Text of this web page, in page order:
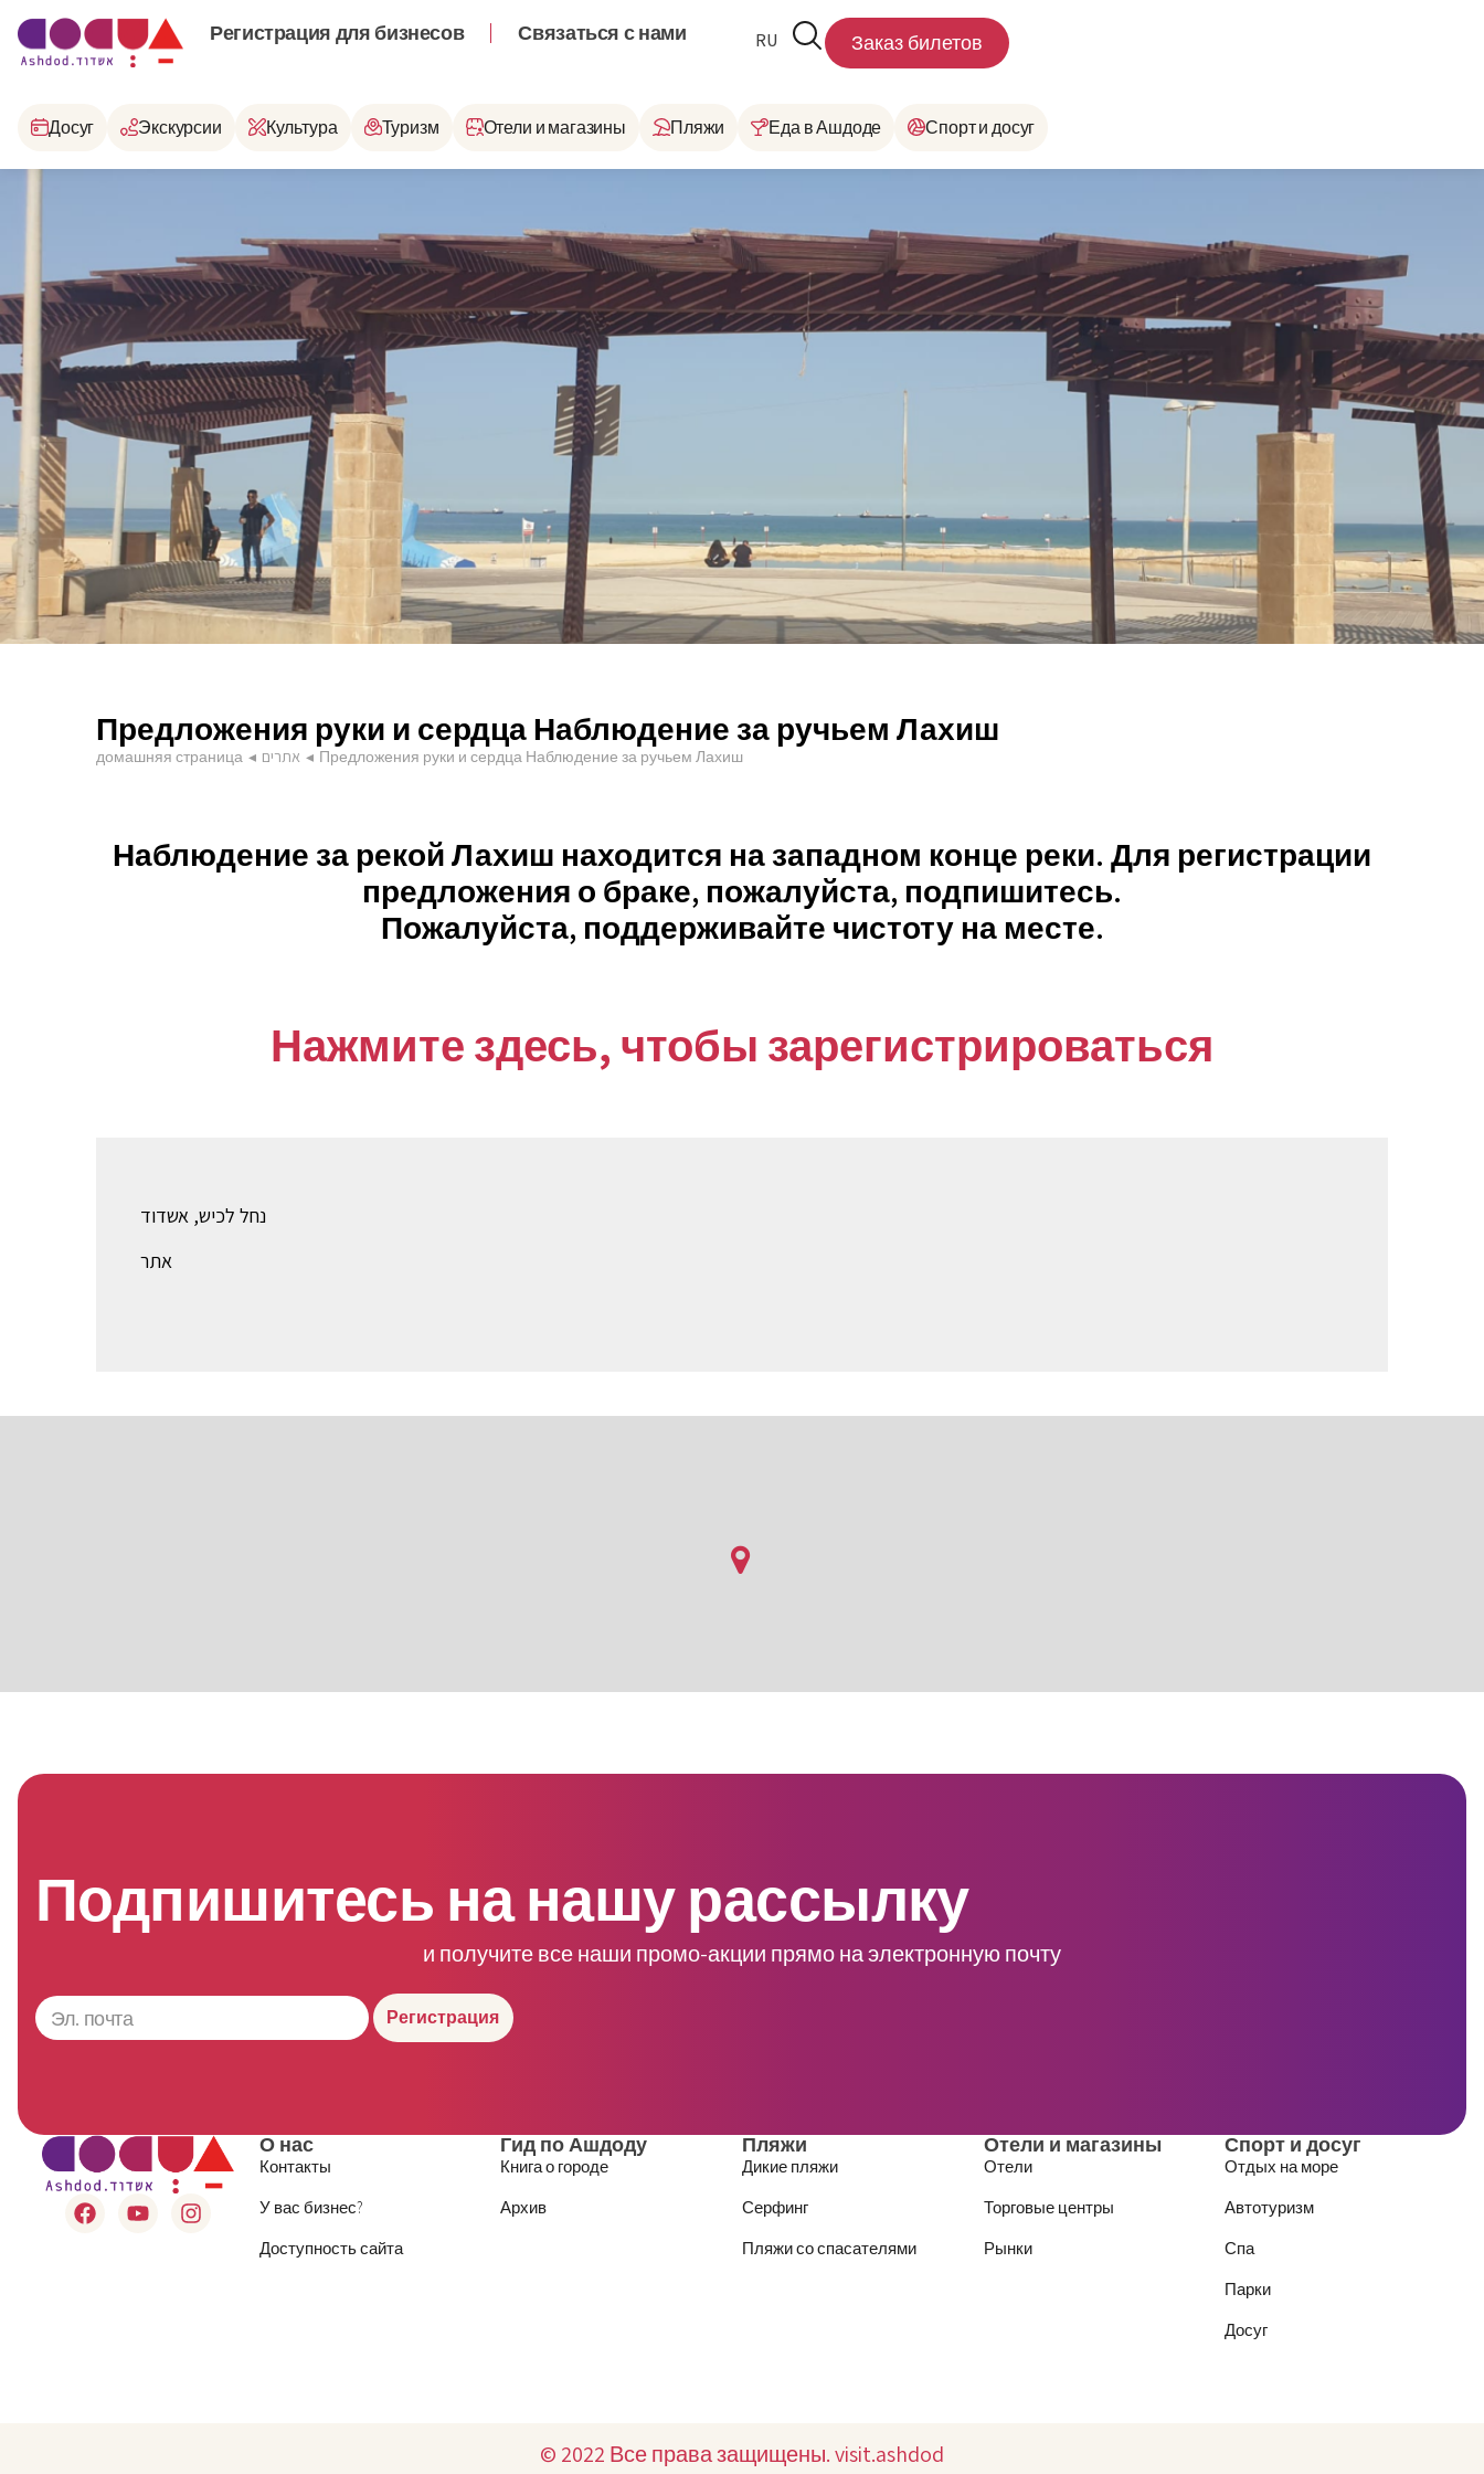
Регистрация для бизнесов Связаться с нами RU
HE
Заказ билетов
Досуг Экскурсии Культура Туризм Отели и магазины Пляжи Еда в Ашдоде Спорт и досуг
Предложения руки и сердца Наблюдение за ручьем Лахиш
домашняя страница ◂ אתרים ◂ Предложения руки и сердца Наблюдение за ручьем Лахиш
Наблюдение за рекой Лахиш находится на западном конце реки. Для регистрации
предложения о браке, пожалуйста, подпишитесь.
Пожалуйста, поддерживайте чистоту на месте.
Нажмите здесь, чтобы зарегистрироваться
נחל לכיש, אשדוד
אתר
Подпишитесь на нашу рассылку
и получите все наши промо-акции прямо на электронную почту
Регистрация
О нас
Контакты
У вас бизнес?
Доступность сайта
Гид по Ашдоду
Книга о городе
Архив
Пляжи
Дикие пляжи
Серфинг
Пляжи со спасателями
Отели и магазины
Отели
Торговые центры
Рынки
Спорт и досуг
Отдых на море
Автотуризм
Спа
Парки
Досуг
© 2022 Все права защищены. visit.ashdod